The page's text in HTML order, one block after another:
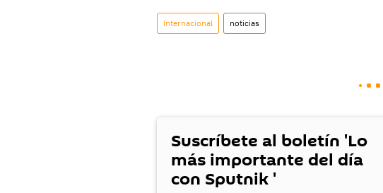
Internacional noticias
Suscríbete al boletín 'Lo
más importante del día
con Sputnik '